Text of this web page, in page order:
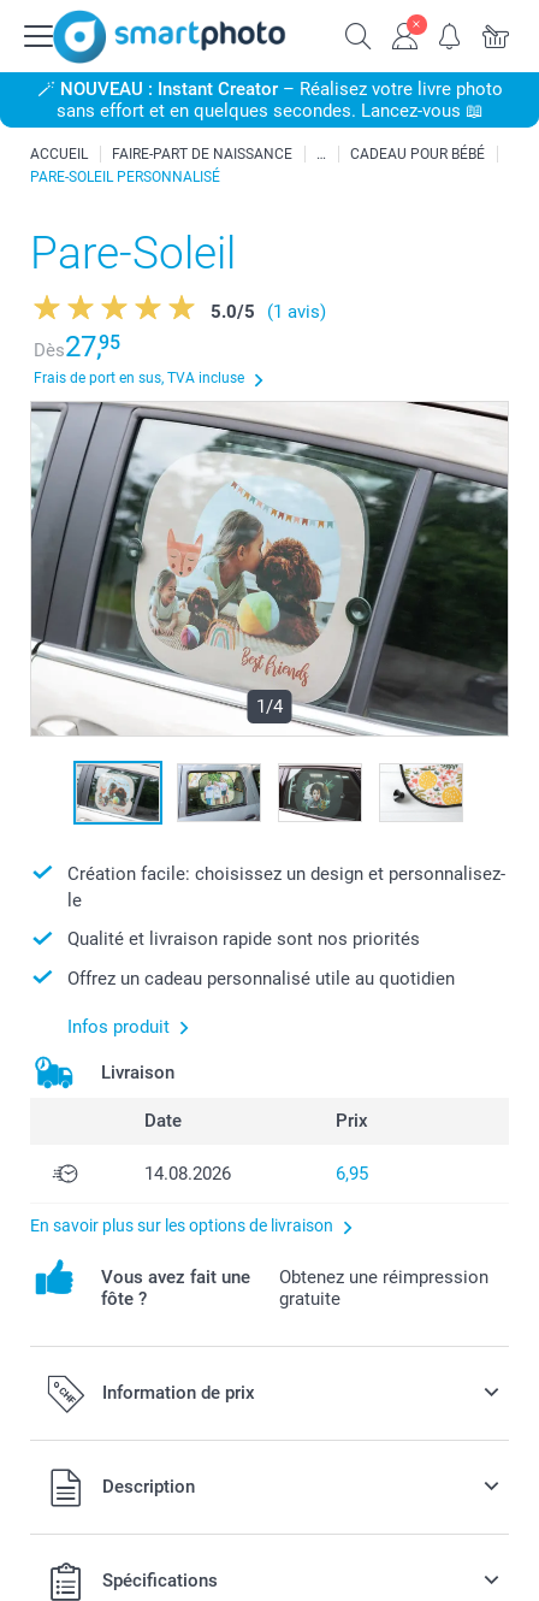
🪄 NOUVEAU : Instant Creator– Réalisez votre livre photo
sans effort et en quelques secondes. Lancez-vous 📖
ACCUEIL FAIRE-PART DE NAISSANCE
CADEAU POUR BÉBÉ
PARE-SOLEIL PERSONNALISÉ
Pare-Soleil
5.0/5
(1 avis)
Dès27,95
Frais de port en sus, TVA incluse
1/4
Création facile: choisissez un design et personnalisez-
le
Qualité et livraison rapide sont nos priorités
Offrez un cadeau personnalisé utile au quotidien
Infos produit
Livraison
Date Prix
14.08.2026 6,95
En savoir plus sur les options de livraison
Vous avez fait une
fôte ?
Obtenez une réimpression
gratuite
Information de prix
Tous les prix sont en francs suisses (CHF), TVA incluse et
hors frais de port.
Description
Spécifications